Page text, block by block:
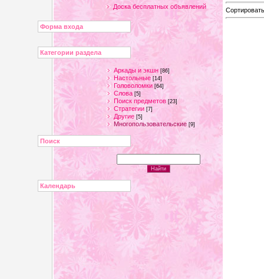
Доска бесплатных объявлений
Форма входа
Категории раздела
Аркады и экшн [86]
Настольные [14]
Головоломки [64]
Слова [5]
Поиск предметов [23]
Стратегии [7]
Другие [5]
Многопользовательские [9]
Поиск
Календарь